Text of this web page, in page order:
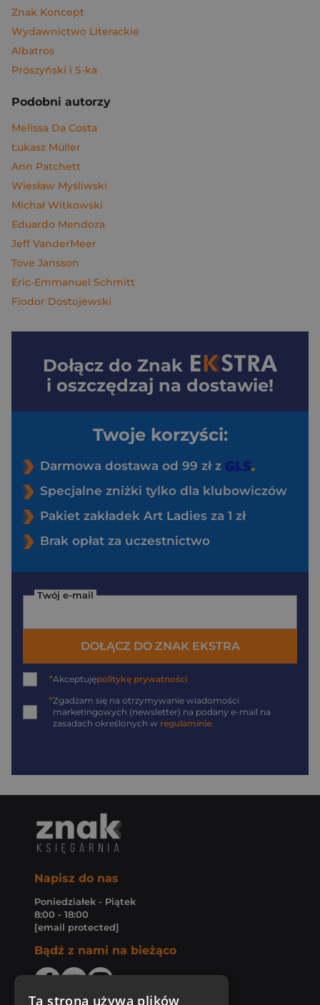
Znak Koncept
Wydawnictwo Literackie
Albatros
Prószyński i S-ka
Podobni autorzy
Melissa Da Costa
Łukasz Müller
Ann Patchett
Wiesław Myśliwski
Michał Witkowski
Eduardo Mendoza
Jeff VanderMeer
Tove Jansson
Eric-Emmanuel Schmitt
Fiodor Dostojewski
Dołącz do Znak
i oszczędzaj na dostawie!
Twoje korzyści:
Darmowa dostawa od 99 zł z
Specjalne zniżki tylko dla klubowiczów
Pakiet zakładek Art Ladies za 1 zł
Brak opłat za uczestnictwo
Twój e-mail
DOŁĄCZ DO ZNAK EKSTRA
*Akceptujępolitykę prywatności
*Zgadzam się na otrzymywanie wiadomości
marketingowych (newsletter) na podany e-mail na
zasadach określonych w regulaminie.
Napisz do nas
Poniedziałek - Piątek
8:00 - 18:00
[email protected]
Bądź z nami na bieżąco
Ta strona używa plików